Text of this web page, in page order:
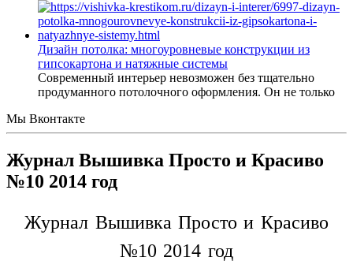
Дизайн потолка: многоуровневые конструкции из
гипсокартона и натяжные системы
Современный интерьер невозможен без тщательно
продуманного потолочного оформления. Он не только
Мы Вконтакте
Журнал Вышивка Просто и Красиво
№10 2014 год
Журнал Вышивка Просто и Красиво
№10 2014 год